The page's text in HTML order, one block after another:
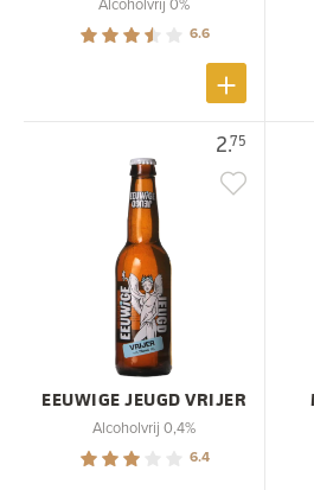
6.6
2.75
EEUWIGE JEUGD VRIJER
Alcoholvrij 0,4%
6.4